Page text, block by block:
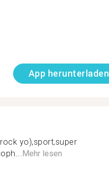
App herunterladen
yo),sport,super
Mehr lesen